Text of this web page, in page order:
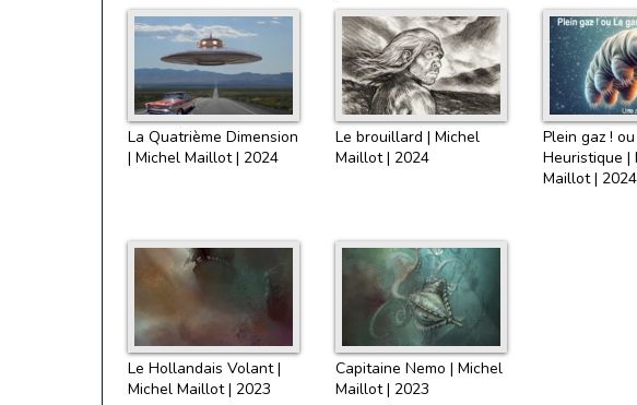
La Quatrième Dimension
| Michel Maillot | 2024
Le brouillard | Michel
Maillot | 2024
Plein gaz !
Heuristique |
Maillot | 2024
Le Hollandais Volant |
Michel Maillot | 2023
Capitaine Nemo | Michel
Maillot | 2023